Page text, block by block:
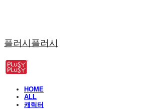
플러시플러시
HOME
ALL
캐릭터